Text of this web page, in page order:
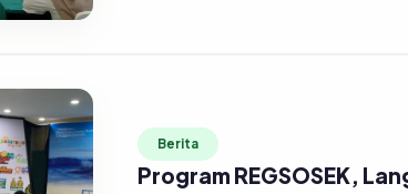
Berita
Program REGSOSEK,